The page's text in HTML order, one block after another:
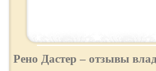
Рено Дастер – отзывы